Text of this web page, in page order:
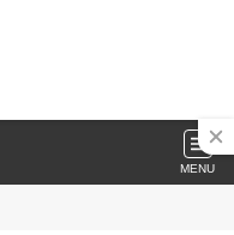
MENU